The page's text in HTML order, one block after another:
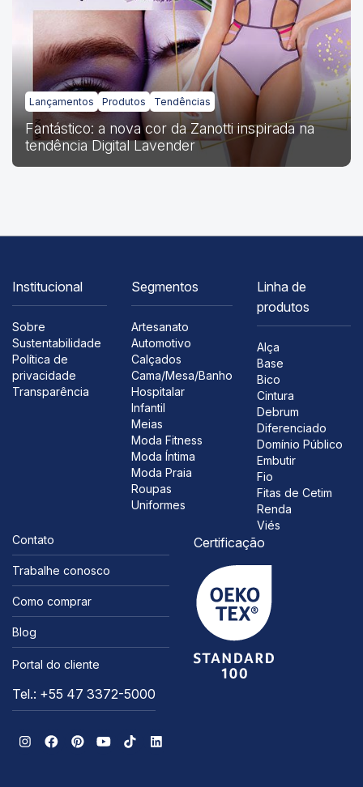
Lançamentos Produtos Tendências
Fantástico: a nova cor da Zanotti inspirada na
tendência Digital Lavender
Institucional
Sobre
Sustentabilidade
Política de
privacidade
Transparência
Segmentos
Artesanato
Automotivo
Calçados
Cama/Mesa/Banho
Hospitalar
Infantil
Meias
Moda Fitness
Moda Íntima
Moda Praia
Roupas
Uniformes
Linha de
produtos
Alça
Base
Bico
Cintura
Debrum
Diferenciado
Domínio Público
Embutir
Fio
Fitas de Cetim
Renda
Viés
Contato
Trabalhe conosco
Como comprar
Blog
Portal do cliente
Tel.: +55 47 3372-5000
Certificação